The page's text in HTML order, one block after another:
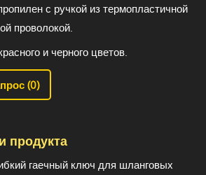
с ручкой из термопластичной
проволокой.
и черного цветов.
(0)
продукта
гаечный ключ для шланговых